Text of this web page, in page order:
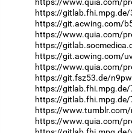
https://
https://git.acwing.com/
https://www.quia.com/
https://
https://git.acwing.com/
https://www.quia.com/
https://git.fsz53.de/
https://
https://
https://www.tumblr.com/
https://www.quia.com/